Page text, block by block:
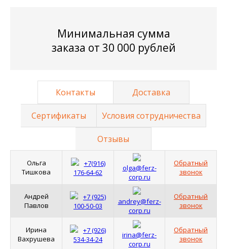
Минимальная сумма
заказа от 30 000 рублей
Контакты Доставка
Сертификаты Условия сотрудничества
Отзывы
Ольга
Тишкова
+7(916)
176-64-62
olga@ferz-
corp.ru
Обратный
звонок
Андрей
Павлов
+7 (925)
100-50-03
andrey@ferz-
corp.ru
Обратный
звонок
Ирина
Вахрушева
+7 (926)
534-34-24
irina@ferz-
corp.ru
Обратный
звонок